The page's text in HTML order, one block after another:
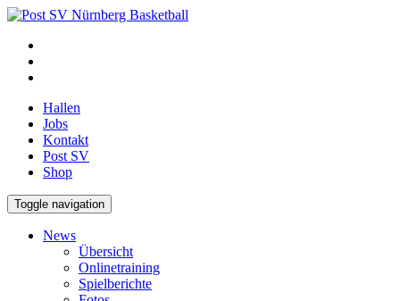
Hallen
Jobs
Kontakt
Post SV
Shop
Toggle navigation
News
Übersicht
Onlinetraining
Spielberichte